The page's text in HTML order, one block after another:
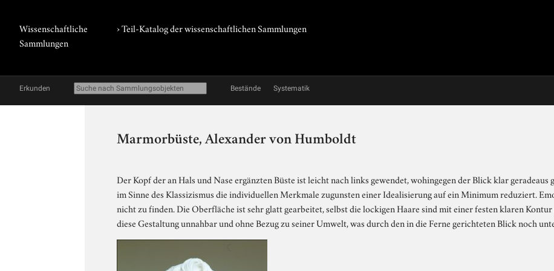
Wissenschaftliche
Sammlungen
› Teil-Katalog der wissenschaftlichen Sammlungen
Erkunden Bestände Systematik
Marmorbüste, Alexander von Humboldt
Der Kopf der an Hals und Nase ergänzten Büste ist leicht nach links gewendet, wohingegen der Blick klar geradeaus
im Sinne des Klassizismus die individuellen Merkmale zugunsten einer Idealisierung auf ein Minimum reduziert.
nicht zu finden. Die Oberfläche ist sehr glatt gearbeitet, selbst die lockigen Haare sind mit einer festen klaren
diese Gestaltung unnahbar und ohne Bezug zu seiner Umwelt, was durch den in die Ferne gerichteten Blick noch